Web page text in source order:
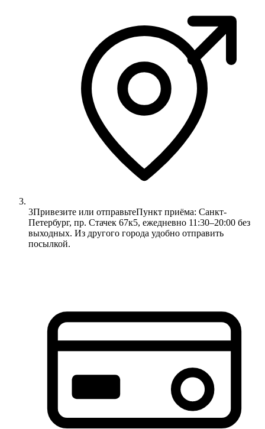
3Привезите или отправьтеПункт приёма: Санкт-
Петербург, пр. Стачек 67к5, ежедневно 11:30–20:00 без
выходных. Из другого города удобно отправить
посылкой.